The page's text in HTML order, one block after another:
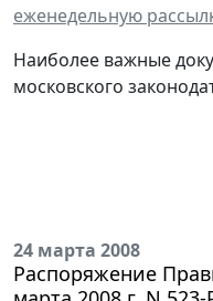
еженедельную
Наиболее важные
московского
24 марта 2008
Распоряжение